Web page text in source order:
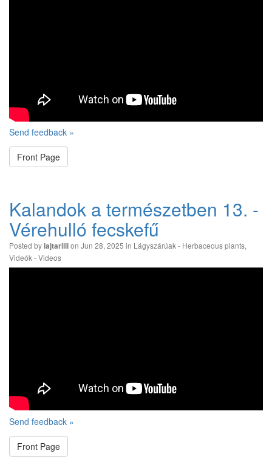
Send feedback »
Front Page
Kalandok a természetben 13. -
Vérehulló fecskefű
Posted bylajtarlilion Jun 28, 2025 in Lágyszárúak - Herbaceous plants,
Videók - Videos
Send feedback »
Front Page